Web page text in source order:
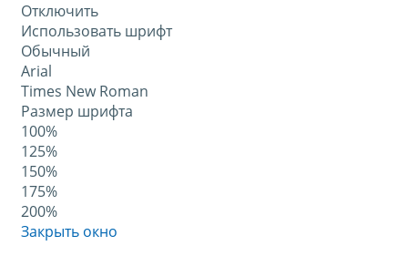
Отключить
Использовать шрифт
Обычный
Arial
Times New Roman
Размер шрифта
100%
125%
150%
175%
200%
Закрыть окно